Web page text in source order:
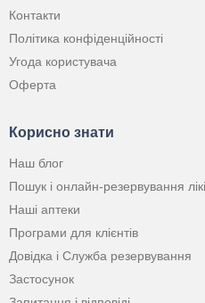
Контакти
Політика конфіденційності
Угода користувача
Оферта
Корисно знати
Наш блог
Пошук і онлайн-резервування
Наші аптеки
Програми для клієнтів
Довідка і Служба резервування
Застосунок